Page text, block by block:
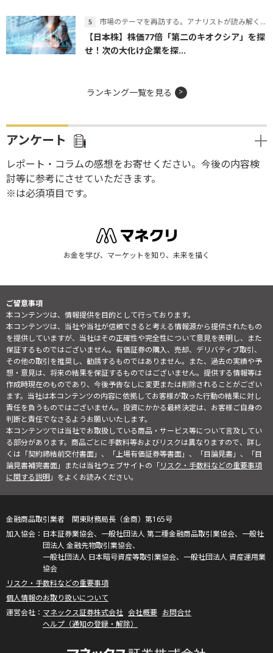
市場のテーマを再訪する。アナリストが読み解くテーマの本質
【日本株】株価77倍「第二のキオクシア」を探
せ！次の大化け企業を探...
ランキング一覧を見る
アンケート
レポート・コラムの感想をお寄せください。今後の内容検
討等に参考にさせていただきます。
※は必須項目です。
お金を学び、マーケットを知り、未来を描く
ご留意事項
本コンテンツは、情報提供を目的として行っております。
本コンテンツは、当社や当社が信頼できると考える情報源から提供されたもの
を提供していますが、当社はその正確性や完全性について意見を表明し、また
保証するものではございません。有価証券の購入、売却、デリバティブ取引、
その他の取引を推奨し、勧誘するものではありません。また、過去の実績や予
想・意見は、将来の結果を保証するものではございません。提供する情報等は
作成時現在のものであり、今後予告なしに変更または削除されることがござい
ます。当社は本コンテンツの内容に依拠してお客様が取った行動の結果に対し
責任を負うものではございません。投資にかかる最終決定は、お客様ご自身の
判断と責任でなさるようお願いいたします。
本コンテンツでは当社でお取扱している商品・サービス等について言及してい
る部分があります。商品ごとに手数料等およびリスクは異なりますので、詳し
くは「契約締結前交付書面」、「上場有価証券等書面」、「目論見書」、「目
論見書補完書面」または当社ウェブサイトの「リスク・手数料などの重要事項
に関する説明」をよくお読みください。
金融商品取引業者 関東財務局長（金商）第165号
日本証券業協会、一般社団法人 第二種金融商品取引業協会、一般社
団法人 金融先物取引業協会、
一般社団法人 日本暗号資産等取引業協会、一般社団法人 資産運用業
協会
リスク・手数料などの重要事項
個人情報のお取り扱いについて
マネックス証券株式会社 会社概要 お問合せ
ヘルプ（通知の登録・解除）